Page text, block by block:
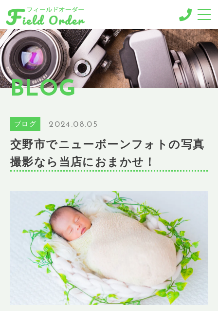
-MENU-
撮影メニュー
-BUSINESS MENU-
法人様向けメニュー
ギャラリー
NEWS
ニュース
ブログ
SHOP INFO
店舗情報
CONCEPT
コンセプト
CONTACT
お問い合わせ
BLOG
ブログ 2024.08.05
交野市でニューボーンフォトの写真
撮影なら当店におまかせ！